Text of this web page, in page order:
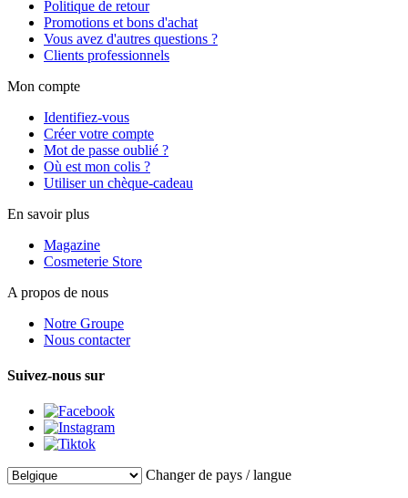
Politique de retour
Promotions et bons d'achat
Vous avez d'autres questions ?
Clients professionnels
Mon compte
Identifiez-vous
Créer votre compte
Mot de passe oublié ?
Où est mon colis ?
Utiliser un chèque-cadeau
En savoir plus
Magazine
Cosmeterie Store
A propos de nous
Notre Groupe
Nous contacter
Suivez-nous sur
Changer de pays / langue